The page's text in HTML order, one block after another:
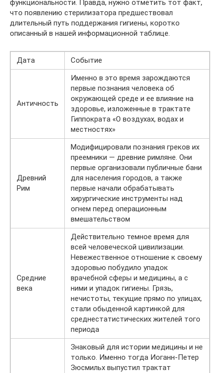
функциональности. Правда, нужно отметить тот факт,
что появлению стерилизатора предшествовал
длительный путь поддержания гигиены, коротко
описанный в нашей информационной таблице.
Дата Событие
Античность
Именно в это время зарождаются
первые познания человека об
окружающей среде и ее влияние на
здоровье, изложенные в трактате
Гиппократа «О воздухах, водах и
местностях»
Древний
Рим
Модифицировали познания греков их
преемники — древние римляне. Они
первые организовали публичные бани
для населения городов, а также
первые начали обрабатывать
хирургические инструменты над
огнем перед операционным
вмешательством
Средние
века
Действительно темное время для
всей человеческой цивилизации.
Невежественное отношение к своему
здоровью побудило упадок
врачебной сферы и медицины, а с
ними и упадок гигиены. Грязь,
нечистоты, текущие прямо по улицах,
стали обыденной картинкой для
среднестатистических жителей того
периода
Знаковый для истории медицины и не
только. Именно тогда Иоганн-Петер
Зюсмильх выпустил трактат